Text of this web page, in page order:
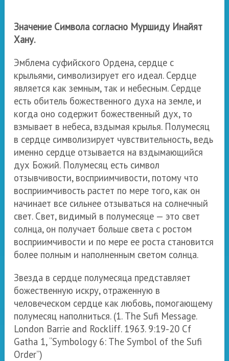
Значение Символа согласно Муршиду Инайят
Хану.
Эмблема суфийского Ордена, сердце с
крыльями, символизирует его идеал. Сердце
является как земным, так и небесным. Сердце
есть обитель божественного духа на земле, и
когда оно содержит божественный дух, то
взмывает в небеса, вздымая крылья. Полумесяц
в сердце символизирует чувствительность, ведь
именно сердце отзывается на вздымающийся
дух Божий. Полумесяц есть символ
отзывчивости, восприимчивости, потому что
восприимчивость растет по мере того, как он
начинает все сильнее отзываться на солнечный
свет. Свет, видимый в полумесяце — это свет
солнца, он получает больше света с ростом
восприимчивости и по мере ее роста становится
более полным и наполненным светом солнца.
Звезда в сердце полумесяца представляет
божественную искру, отраженную в
человеческом сердце как любовь, помогающему
полумесяц наполниться. (1. The Sufi Message.
London Barrie and Rockliff. 1963. 9:19-20 Cf
Gatha 1, “Symbology 6: The Symbol of the Sufi
Order”)